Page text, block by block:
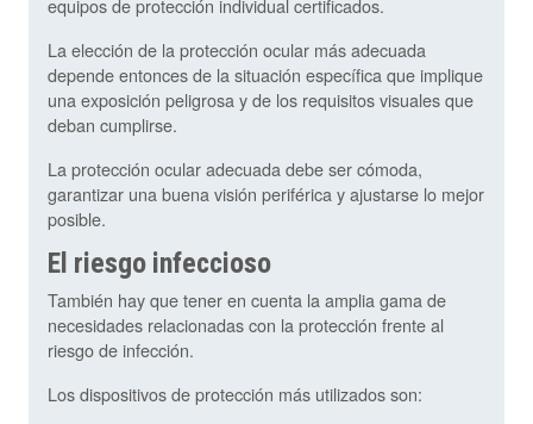
equipos de protección individual certificados.
La elección de la protección ocular más adecuada
depende entonces de la situación específica que implique
una exposición peligrosa y de los requisitos visuales que
deban cumplirse.
La protección ocular adecuada debe ser cómoda,
garantizar una buena visión periférica y ajustarse lo mejor
posible.
El riesgo infeccioso
También hay que tener en cuenta la amplia gama de
necesidades relacionadas con la protección frente al
riesgo de infección.
Los dispositivos de protección más utilizados son: